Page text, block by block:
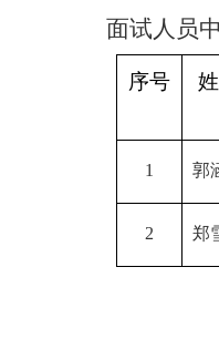
面试人员
序号
1 郭
2 郑